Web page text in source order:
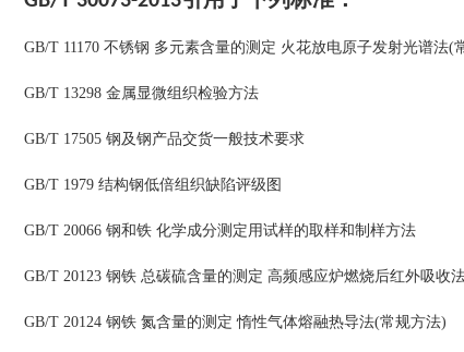
GB/T 11170 不锈钢 多元素含量的测定 火花放电原子发射光谱法(
GB/T 13298 金属显微组织检验方法
GB/T 17505 钢及钢产品交货一般技术要求
GB/T 1979 结构钢低倍组织缺陷评级图
GB/T 20066 钢和铁 化学成分测定用试样的取样和制样方法
GB/T 20123 钢铁 总碳硫含量的测定 高频感应炉燃烧后红外吸收
GB/T 20124 钢铁 氮含量的测定 惰性气体熔融热导法(常规方法)